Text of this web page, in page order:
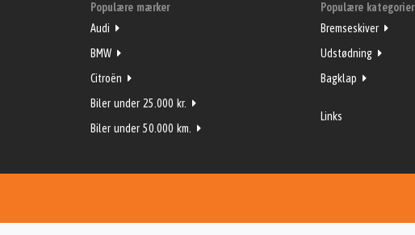
Populære mærker
Audi
BMW
Citroën
Biler under 25.000 kr.
Biler under 50.000 km.
Populære kategorier
Bremseskiver
Udstødning
Bagklap
Links